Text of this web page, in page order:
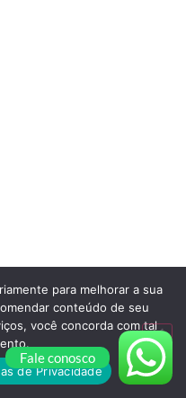
Fale conosco
para melhorar a sua
conteúdo de seu
você concorda com tal
de Privacidade